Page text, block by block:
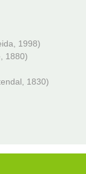
1998)
1880)
1830)